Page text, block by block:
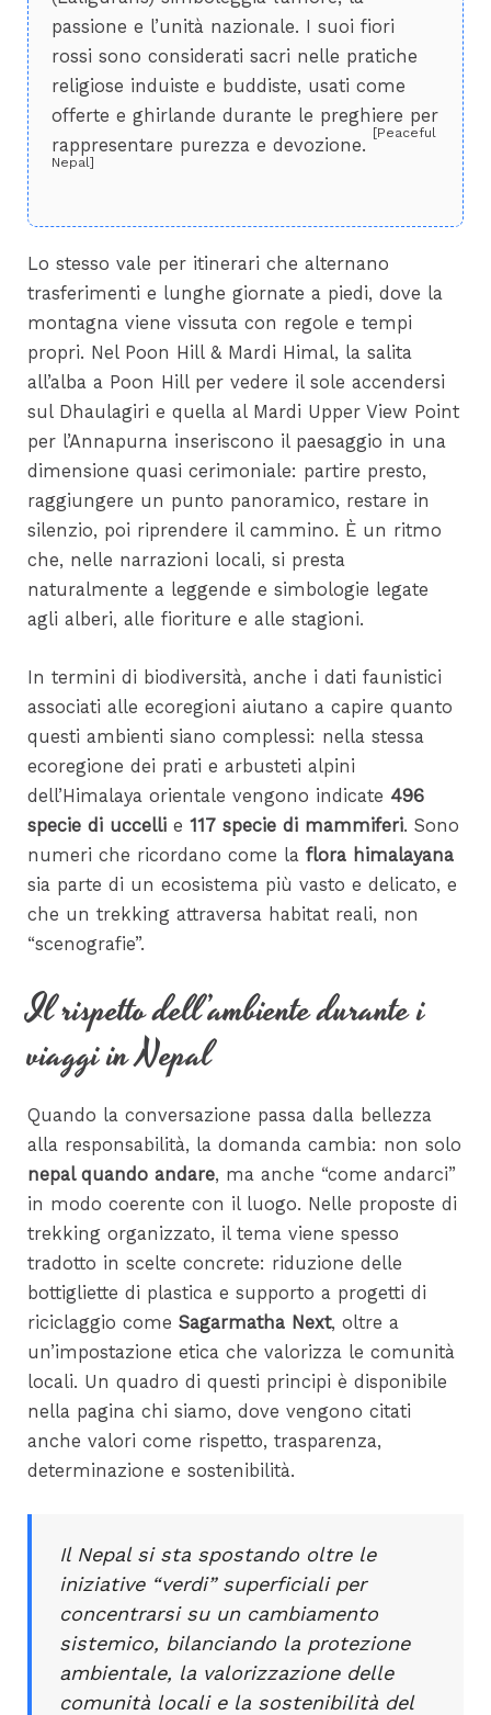
passione e l’unità nazionale. I suoi fiori
rossi sono considerati sacri nelle pratiche
religiose induiste e buddiste, usati come
offerte e ghirlande durante le preghiere per
rappresentare purezza e devozione.
[Peaceful
Nepal]
Lo stesso vale per itinerari che alternano
trasferimenti e lunghe giornate a piedi, dove la
montagna viene vissuta con regole e tempi
propri. Nel Poon Hill & Mardi Himal, la salita
all’alba a Poon Hill per vedere il sole accendersi
sul Dhaulagiri e quella al Mardi Upper View Point
per l’Annapurna inseriscono il paesaggio in una
dimensione quasi cerimoniale: partire presto,
raggiungere un punto panoramico, restare in
silenzio, poi riprendere il cammino. È un ritmo
che, nelle narrazioni locali, si presta
naturalmente a leggende e simbologie legate
agli alberi, alle fioriture e alle stagioni.
In termini di biodiversità, anche i dati faunistici
associati alle ecoregioni aiutano a capire quanto
questi ambienti siano complessi: nella stessa
ecoregione dei prati e arbusteti alpini
dell’Himalaya orientale vengono indicate 496
specie di uccelli e117 specie di mammiferi. Sono
numeri che ricordano come laflora himalayana
sia parte di un ecosistema più vasto e delicato, e
che un trekking attraversa habitat reali, non
“scenografie”.
Il rispetto dell’ambiente durante i
viaggi in Nepal
Quando la conversazione passa dalla bellezza
alla responsabilità, la domanda cambia: non solo
nepal quando andare, ma anche “come andarci”
in modo coerente con il luogo. Nelle proposte di
trekking organizzato, il tema viene spesso
tradotto in scelte concrete: riduzione delle
bottigliette di plastica e supporto a progetti di
riciclaggio comeSagarmatha Next, oltre a
un’impostazione etica che valorizza le comunità
locali. Un quadro di questi principi è disponibile
nella pagina chi siamo, dove vengono citati
anche valori come rispetto, trasparenza,
determinazione e sostenibilità.
Il Nepal si sta spostando oltre le
iniziative “verdi” superficiali per
concentrarsi su un cambiamento
sistemico, bilanciando la protezione
ambientale, la valorizzazione delle
comunità locali e la sostenibilità del